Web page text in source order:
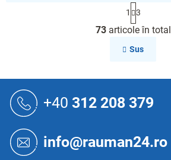
C
o
n
o
u
i
s
P
a
g
i
n
e
1 3
73articole în total
Sus
+40 312 208 379
info@rauman24.ro